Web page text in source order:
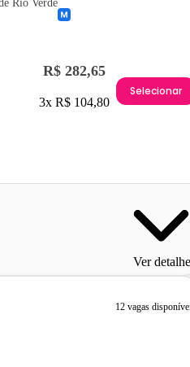
Rio Verde
R$ 282,65
3x R$ 104,80
Selecionar
Ver
12 vagas